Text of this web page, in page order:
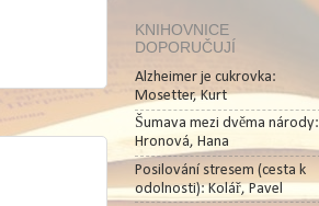
KNIHOVNICE
DOPORUČUJÍ
Alzheimer je cukrovka:
Mosetter, Kurt
Šumava mezi dvěma národy:
Hronová, Hana
Posilování stresem (cesta k
odolnosti): Kolář, Pavel